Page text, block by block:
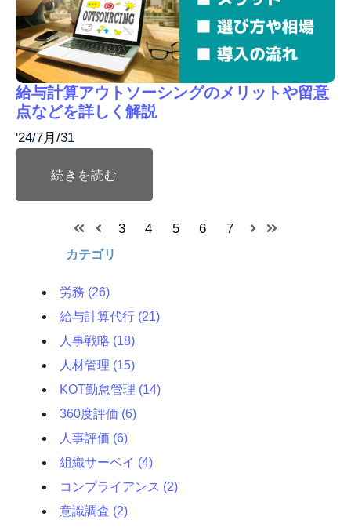
給与計算アウトソーシングのメリットや留意
点などを詳しく解説
'24/7月/31
続きを読む
3 4 5 6 7
カテゴリ
労務 (26)
給与計算代行 (21)
人事戦略 (18)
人材管理 (15)
KOT勤怠管理 (14)
360度評価 (6)
人事評価 (6)
組織サーベイ (4)
コンプライアンス (2)
意識調査 (2)